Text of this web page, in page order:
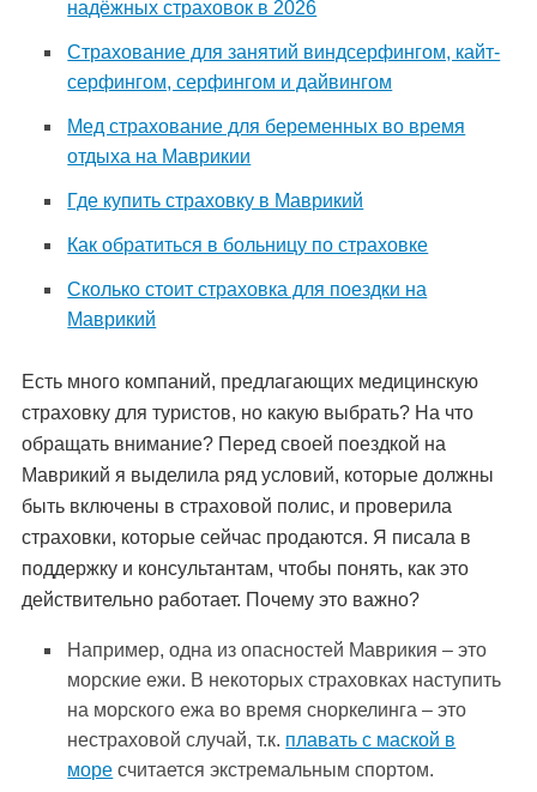
надёжных страховок в 2026
Страхование для занятий виндсерфингом, кайт-
серфингом, серфингом и дайвингом
Мед страхование для беременных во время
отдыха на Маврикии
Где купить страховку в Маврикий
Как обратиться в больницу по страховке
Сколько стоит страховка для поездки на
Маврикий
Есть много компаний, предлагающих медицинскую
страховку для туристов, но какую выбрать? На что
обращать внимание? Перед своей поездкой на
Маврикий я выделила ряд условий, которые должны
быть включены в страховой полис, и проверила
страховки, которые сейчас продаются. Я писала в
поддержку и консультантам, чтобы понять, как это
действительно работает. Почему это важно?
Например, одна из опасностей Маврикия – это
морские ежи. В некоторых страховках наступить
на морского ежа во время сноркелинга – это
нестраховой случай, т.к. плавать с маской в
море считается экстремальным спортом.